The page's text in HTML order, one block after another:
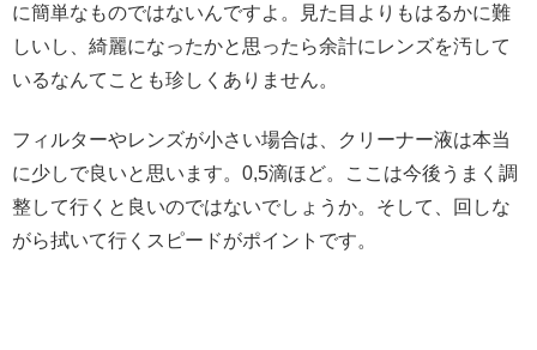
に簡単なものではないんですよ。見た目よりもはるかに難
しいし、綺麗になったかと思ったら余計にレンズを汚して
いるなんてことも珍しくありません。
フィルターやレンズが小さい場合は、クリーナー液は本当
に少しで良いと思います。0,5滴ほど。ここは今後うまく調
整して行くと良いのではないでしょうか。そして、回しな
がら拭いて行くスピードがポイントです。